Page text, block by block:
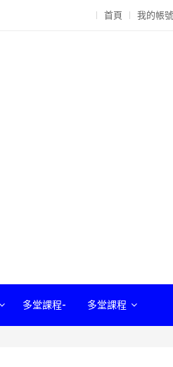
首頁 我的帳號
多堂課程- 多堂課程